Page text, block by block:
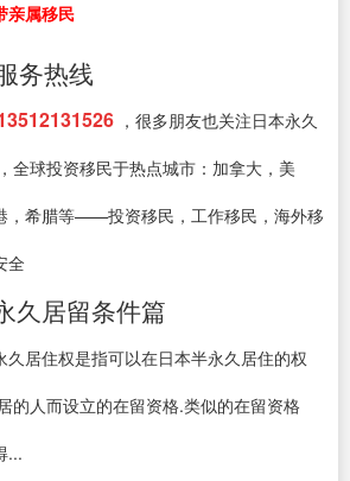
亲属移民
务热线
，很多朋友也关注日本永久
全球投资移民于热点城市：加拿大，美
，希腊等——投资移民，工作移民，海外移
全
久居留条件篇
久居住权是指可以在日本半永久居住的权
的人而设立的在留资格.类似的在留资格
...